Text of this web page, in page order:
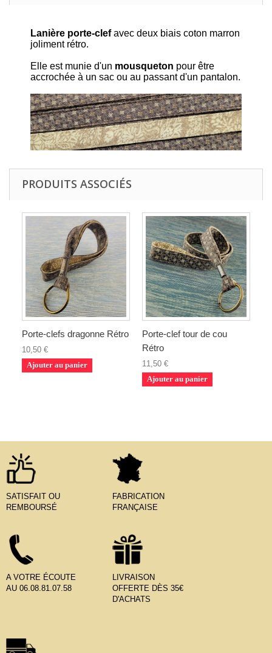
Lanière porte-clefavec deux biais coton marron
joliment rétro.
Elle est munie d'un mousqueton pour être
accrochée à un sac ou au passant d'un pantalon.
PRODUITS ASSOCIÉS
Porte-clefs dragonne Rétro
10,50 €
Ajouter au panier
Porte-clef tour de cou
Rétro
11,50 €
Ajouter au panier
SATISFAIT OU
REMBOURSÉ
FABRICATION
FRANÇAISE
A VOTRE ÉCOUTE
AU 06.08.81.07.58
LIVRAISON
OFFERTE DÈS 35€
D'ACHATS